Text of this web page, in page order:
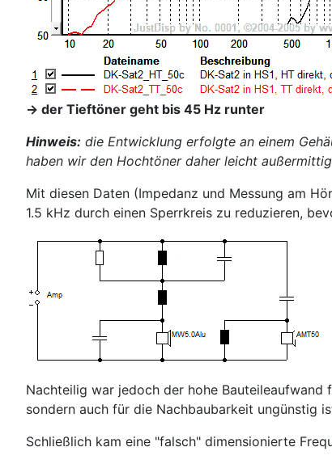
-> der Tieftöner geht bis 45 Hz runter
Hinweis: die Entwicklung erfolgte an einem
haben wir den Hochtöner daher leicht
Mit diesen Daten (Impedanz und Messung am
1.5 kHz durch einen Sperrkreis zu reduzieren,
Nachteilig war jedoch der hohe Bauteileaufwand
sondern auch für die Nachbaubarkeit ungünstig
Schließlich kam eine "falsch" dimensionierte